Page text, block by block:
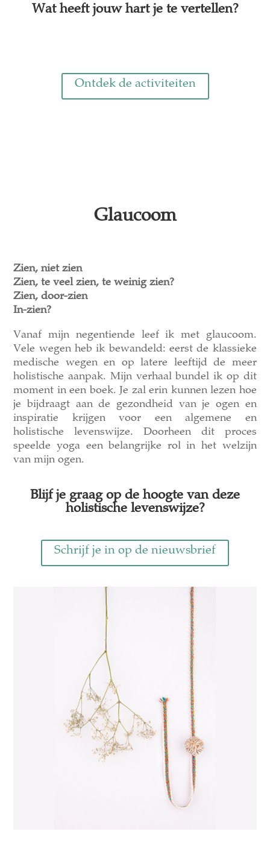
Wat heeft jouw hart je te vertellen?
Ontdek de activiteiten
Glaucoom
Zien, niet zien
Zien, te veel zien, te weinig zien?
Zien, door-zien
In-zien?
Vanaf mijn negentiende leef ik met glaucoom.
Vele wegen heb ik bewandeld: eerst de klassieke
medische wegen en op latere leeftijd de meer
holistische aanpak. Mijn verhaal bundel ik op dit
moment in een boek. Je zal erin kunnen lezen hoe
je bijdraagt aan de gezondheid van je ogen en
inspiratie krijgen voor een algemene en
holistische levenswijze. Doorheen dit proces
speelde yoga een belangrijke rol in het welzijn
van mijn ogen.
Blijf je graag op de hoogte van deze
holistische levenswijze?
Schrijf je in op de nieuwsbrief